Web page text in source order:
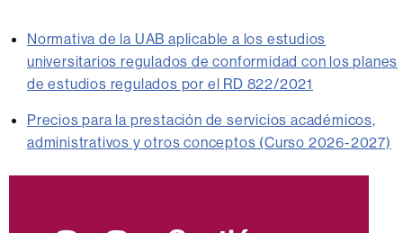
Normativa de la UAB aplicable a los estudios
universitarios regulados de conformidad con los planes
de estudios regulados por el RD 822/2021
Precios para la prestación de servicios académicos,
administrativos y otros conceptos (Curso 2026-2027)
Información